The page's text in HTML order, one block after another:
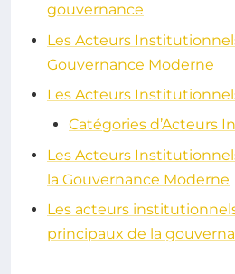
gouvernance
Les Acteurs
Gouvernance Moderne
Les Acteurs
Catégories d’Acteurs
Les Acteurs
la Gouvernance Moderne
Les acteurs
principaux de la